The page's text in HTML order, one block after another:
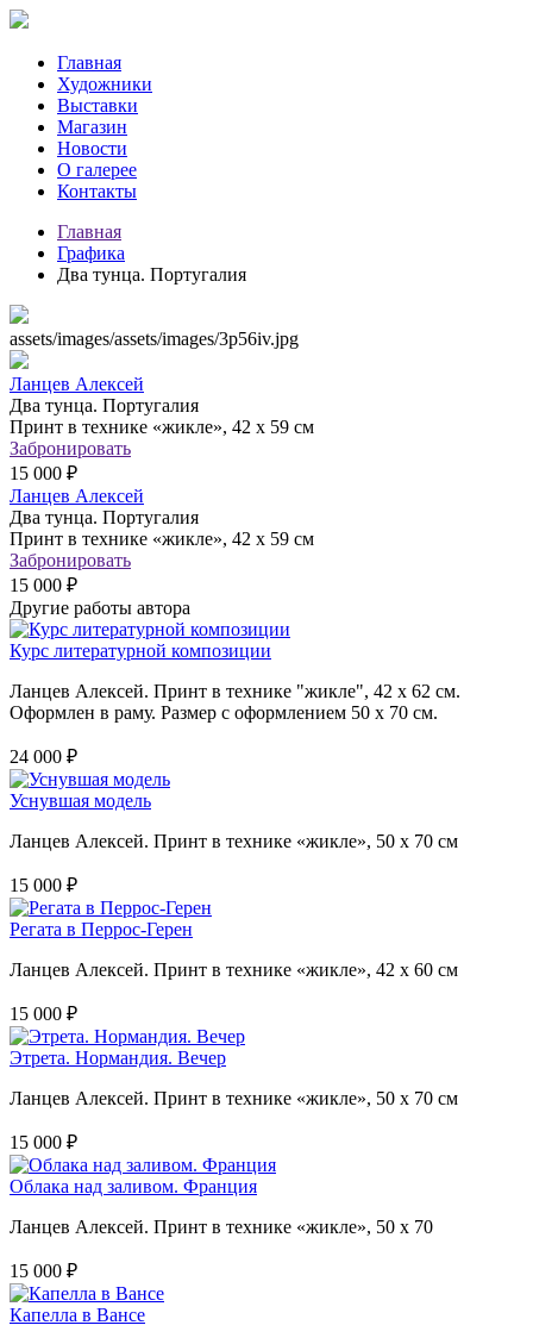
Главная
Художники
Выставки
Магазин
Новости
О галерее
Контакты
Главная
Графика
Два тунца. Португалия
assets/images/assets/images/3p56iv.jpg
Ланцев Алексей
Два тунца. Португалия
Принт в технике «жикле», 42 х 59 см
Забронировать
15 000 ₽
Ланцев Алексей
Два тунца. Португалия
Принт в технике «жикле», 42 х 59 см
Забронировать
15 000 ₽
Другие работы автора
Курс литературной композиции
Ланцев Алексей. Принт в технике "жикле", 42 х 62 см.
Оформлен в раму. Размер с оформлением 50 х 70 см.
24 000 ₽
Уснувшая модель
Ланцев Алексей. Принт в технике «жикле», 50 х 70 см
15 000 ₽
Регата в Перрос-Герен
Ланцев Алексей. Принт в технике «жикле», 42 х 60 см
15 000 ₽
Этрета. Нормандия. Вечер
Ланцев Алексей. Принт в технике «жикле», 50 х 70 см
15 000 ₽
Облака над заливом. Франция
Ланцев Алексей. Принт в технике «жикле», 50 х 70
15 000 ₽
Капелла в Вансе